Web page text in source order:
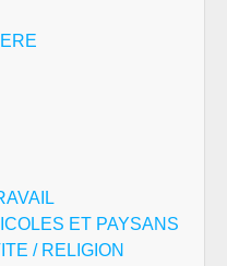
ET PAYSANS
/ RELIGION